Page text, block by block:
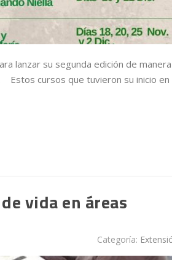
lanzar su segunda edición de manera
Estos cursos que tuvieron su inicio en
vida en áreas
Categoría: